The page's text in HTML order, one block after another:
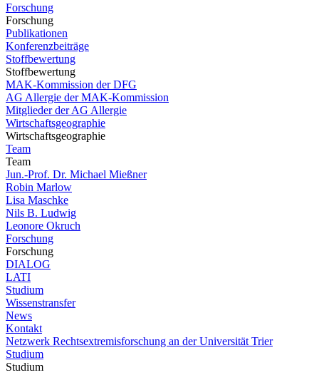
Forschung
Forschung
Publikationen
Konferenzbeiträge
Stoffbewertung
Stoffbewertung
MAK-Kommission der DFG
AG Allergie der MAK-Kommission
Mitglieder der AG Allergie
Wirtschaftsgeographie
Wirtschaftsgeographie
Team
Team
Jun.-Prof. Dr. Michael Mießner
Robin Marlow
Lisa Maschke
Nils B. Ludwig
Leonore Okruch
Forschung
Forschung
DIALOG
LATI
Studium
Wissenstransfer
News
Kontakt
Netzwerk Rechtsextremisforschung an der Universität Trier
Studium
Studium